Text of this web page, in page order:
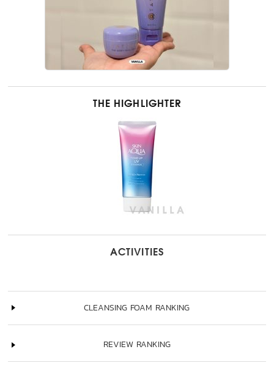
THE HIGHLIGHTER
ACTIVITIES
CLEANSING FOAM RANKING
REVIEW RANKING